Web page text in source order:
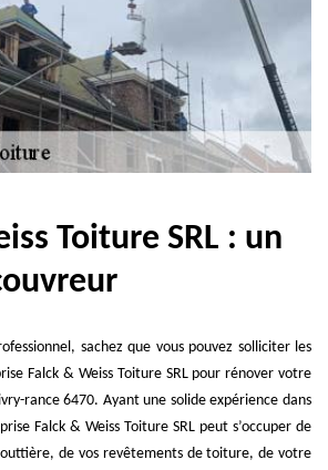
Toiture SRL : un
sachez que vous pouvez solliciter les
Falck & Weiss Toiture SRL pour rénover votre
rance 6470. Ayant une solide expérience dans
Falck & Weiss Toiture SRL peut s’occuper de
de vos revêtements de toiture, de votre